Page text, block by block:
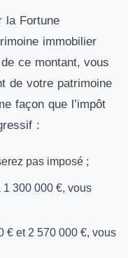
la Fortune
immobilier
ce montant, vous
de votre patrimoine
façon que l’impôt
:
pas imposé ;
1 300 000 €, vous
€ et 2 570 000 €, vous